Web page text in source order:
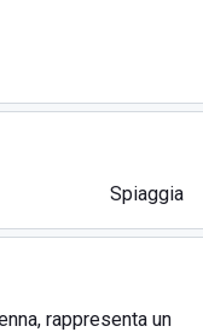
Spiaggia
rappresenta un